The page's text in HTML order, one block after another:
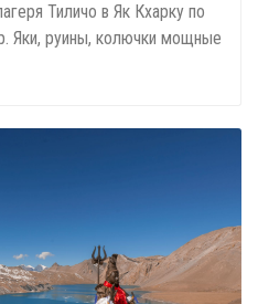
Тиличо в Як Кхарку по
Яки, руины, колючки мощные